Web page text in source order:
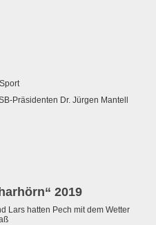
Präsidenten Dr. Jürgen Mantell
2019
Lars hatten Pech mit dem Wetter